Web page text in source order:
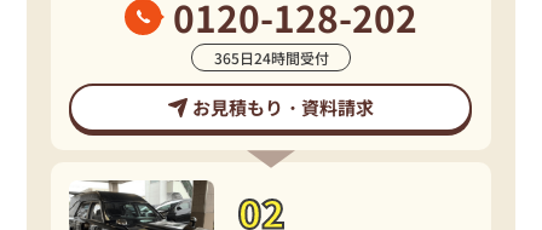
0120-128-202
365日24時間受付
お見積もり・資料請求